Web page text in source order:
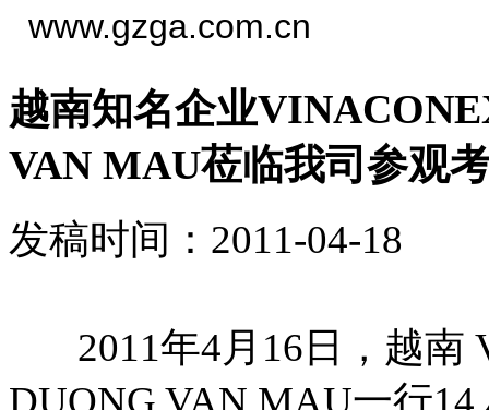
www.gzga.com.cn
越南知名企业
VAN MAU莅临我司参观
发稿时间：2011-04-18
2011年4月16日，越南
DUONG VAN MAU一行